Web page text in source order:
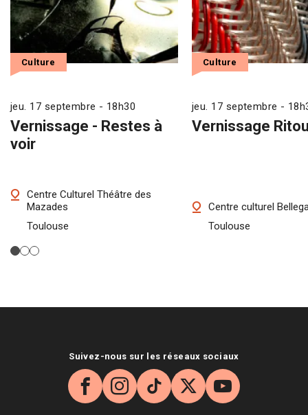
Vernissage - Restes à
voir
Culture
jeu. 17 septembre - 18h30
Centre Culturel Théâtre des
Mazades
Toulouse
Vernissage
Culture
jeu. 17 septembre -
Centre culturel
Toulouse
Suivez-nous sur les réseaux sociaux
Facebook
Instagram
TikTok
X YouTube